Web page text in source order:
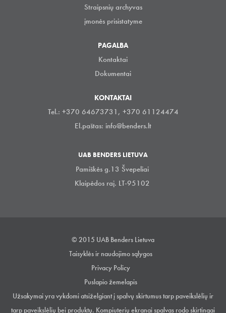
Straipsnių archyvas
įmonės prisistatyme
PAGALBA
Kontaktai
Dokumentai
KONTAKTAI
Tel.: +370 64673731, +370 61124474
El.paštas: info@benders.lt
UAB BENDERS LIETUVA
Pamiškės g.13 Švepeliai
Klaipėdos raj. LT-95102
© 2015 UAB Benders Lietuva
Taisyklės ir naudojimo sąlygos
Privacy Policy
Puslapio žemelapis
Užsakymai yra vykdomi atsiželgiant į spalvų skirtumus tarp paveikslėlių ir
tarp paveikslėlių bei produktų. Kompiuterių ekranai spalvas rodo skirtingai